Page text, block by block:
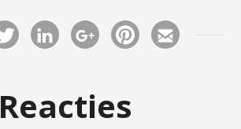
Reacties